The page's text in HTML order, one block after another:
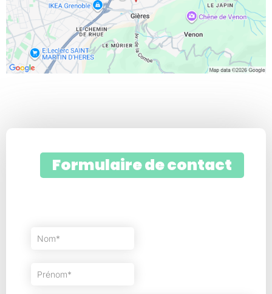
Formulaire de contact